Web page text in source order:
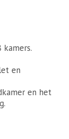
en
en het